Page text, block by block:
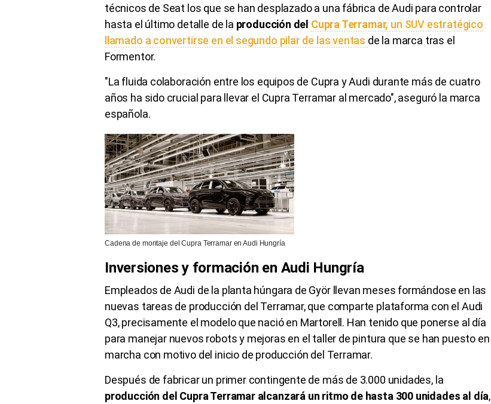
técnicos de Seat los que se han desplazado a una fábrica de Audi para controlar
hasta el último detalle de la producción del Cupra Terramar, un SUV estratégico
llamado a convertirse en el segundo pilar de las ventas de la marca tras el
Formentor.
"La fluida colaboración entre los equipos de Cupra y Audi durante más de cuatro
años ha sido crucial para llevar el Cupra Terramar al mercado", aseguró la marca
española.
Cadena de montaje del Cupra Terramar en Audi Hungría
Inversiones y formación en Audi Hungría
Empleados de Audi de la planta húngara de Györ llevan meses formándose en las
nuevas tareas de producción del Terramar, que comparte plataforma con el Audi
Q3, precisamente el modelo que nació en Martorell. Han tenido que ponerse al día
para manejar nuevos robots y mejoras en el taller de pintura que se han puesto en
marcha con motivo del inicio de producción del Terramar.
Después de fabricar un primer contingente de más de 3.000 unidades, la
producción del Cupra Terramar alcanzará un ritmo de hasta 300 unidades al día,